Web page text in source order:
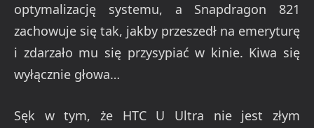
optymalizację systemu, a Snapdragon 821
zachowuje się tak, jakby przeszedł na emeryturę
i zdarzało mu się przysypiać w kinie. Kiwa się
wyłącznie głowa…
Sęk w tym, że HTC U Ultra nie jest złym